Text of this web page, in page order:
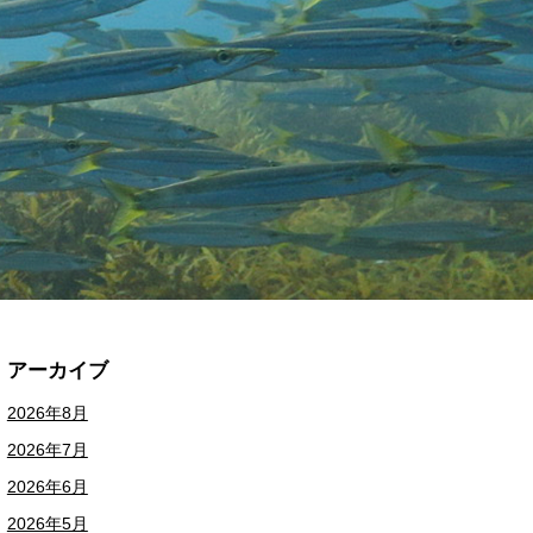
アーカイブ
2026年8月
2026年7月
2026年6月
2026年5月